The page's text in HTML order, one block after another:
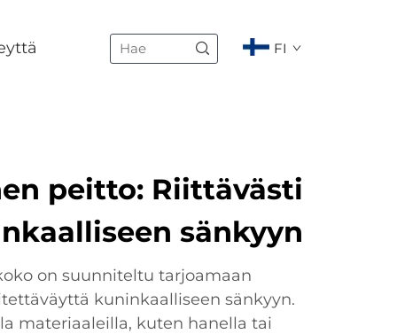
FI
peitto: Riittävästi
sänkyyn
on suunniteltu tarjoamaan
kuninkaalliseen sänkyyn.
materiaaleilla, kuten hanella tai